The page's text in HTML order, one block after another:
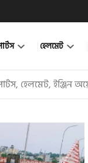
হেলমেট